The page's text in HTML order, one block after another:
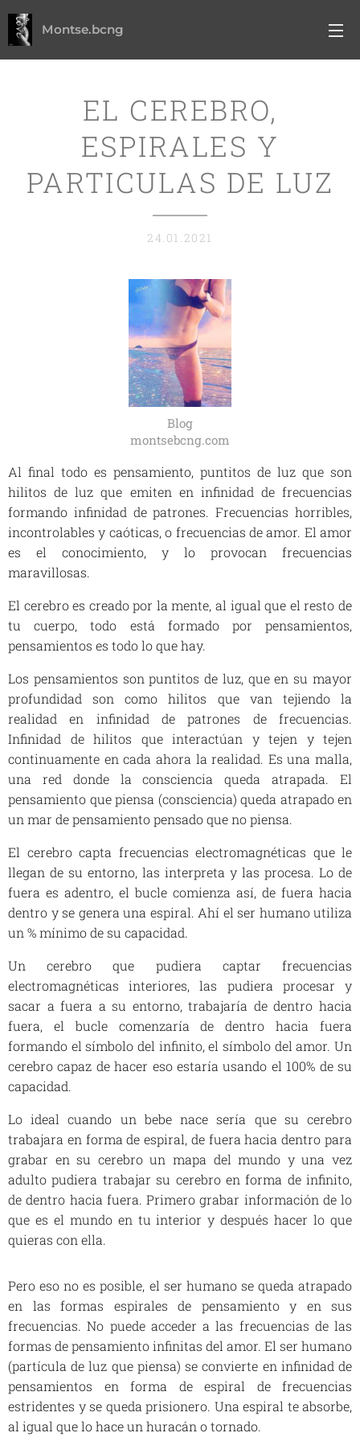
Montse.bcng
EL CEREBRO,
ESPIRALES Y
PARTICULAS DE LUZ
24.01.2021
Blog
montsebcng.com
Al final todo es pensamiento, puntitos de luz que son
hilitos de luz que emiten en infinidad de frecuencias
formando infinidad de patrones. Frecuencias horribles,
incontrolables y caóticas, o frecuencias de amor. El amor
es el conocimiento, y lo provocan frecuencias
maravillosas.
El cerebro es creado por la mente, al igual que el resto de
tu cuerpo, todo está formado por pensamientos,
pensamientos es todo lo que hay.
Los pensamientos son puntitos de luz, que en su mayor
profundidad son como hilitos que van tejiendo la
realidad en infinidad de patrones de frecuencias.
Infinidad de hilitos que interactúan y tejen y tejen
continuamente en cada ahora la realidad. Es una malla,
una red donde la consciencia queda atrapada. El
pensamiento que piensa (consciencia) queda atrapado en
un mar de pensamiento pensado que no piensa.
El cerebro capta frecuencias electromagnéticas que le
llegan de su entorno, las interpreta y las procesa. Lo de
fuera es adentro, el bucle comienza así, de fuera hacia
dentro y se genera una espiral. Ahí el ser humano utiliza
un % mínimo de su capacidad.
Un cerebro que pudiera captar frecuencias
electromagnéticas interiores, las pudiera procesar y
sacar a fuera a su entorno, trabajaría de dentro hacia
fuera, el bucle comenzaría de dentro hacia fuera
formando el símbolo del infinito, el símbolo del amor. Un
cerebro capaz de hacer eso estaría usando el 100% de su
capacidad.
Lo ideal cuando un bebe nace sería que su cerebro
trabajara en forma de espiral, de fuera hacia dentro para
grabar en su cerebro un mapa del mundo y una vez
adulto pudiera trabajar su cerebro en forma de infinito,
de dentro hacia fuera. Primero grabar información de lo
que es el mundo en tu interior y después hacer lo que
quieras con ella.
Pero eso no es posible, el ser humano se queda atrapado
en las formas espirales de pensamiento y en sus
frecuencias. No puede acceder a las frecuencias de las
formas de pensamiento infinitas del amor. El ser humano
(partícula de luz que piensa) se convierte en infinidad de
pensamientos en forma de espiral de frecuencias
estridentes y se queda prisionero. Una espiral te absorbe,
al igual que lo hace un huracán o tornado.